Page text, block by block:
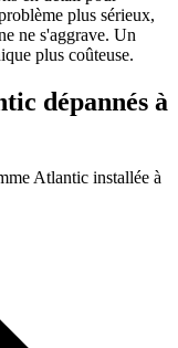
plus sérieux,
ne s'aggrave. Un
plus coûteuse.
dépannés à
Atlantic installée à